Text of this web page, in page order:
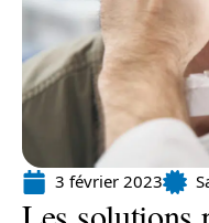
3 février 2023